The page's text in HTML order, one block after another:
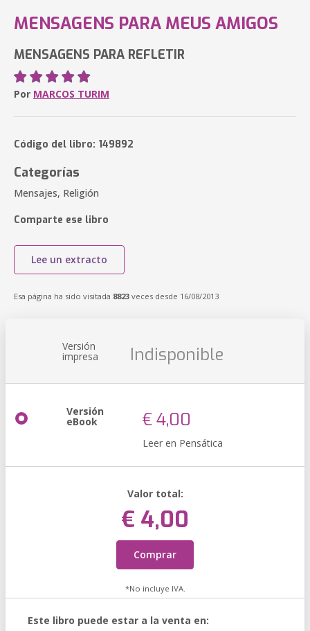
MENSAGENS PARA MEUS AMIGOS
MENSAGENS PARA REFLETIR
Por MARCOS TURIM
Código del libro: 149892
Categorías
Mensajes, Religión
Comparte ese libro
Lee un extracto
Esa página ha sido visitada 8823 veces desde 16/08/2013
Versión
impresa Indisponible
Versión
eBook € 4,00
Leer en Pensática
Valor total:
€ 4,00
Comprar
*No incluye IVA.
Este libro puede estar a la venta en: